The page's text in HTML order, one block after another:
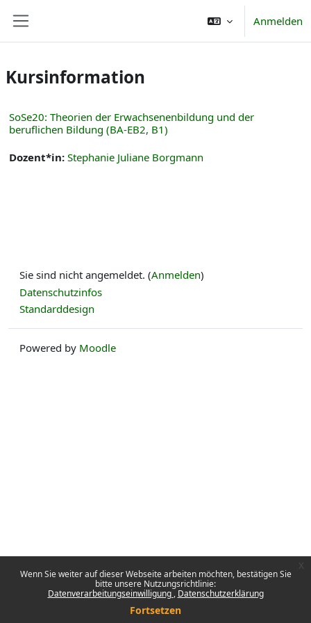
Wenn Sie weiter auf dieser Webseite arbeiten möchten, bestätigen Sie
bitte unsere Nutzungsrichtlinie:
Datenverarbeitungseinwilligung Datenschutzerklärung
Fortsetzen
Anmelden
Kursinformation
SoSe20: Theorien der Erwachsenenbildung und der
beruflichen Bildung (BA-EB2, B1)
Dozent*in: Stephanie Juliane Borgmann
Sie sind nicht angemeldet. (Anmelden)
Datenschutzinfos
Standarddesign
Powered by Moodle